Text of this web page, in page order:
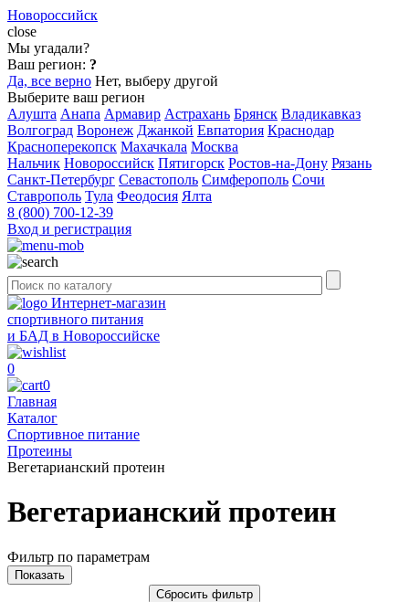
Новороссийск
close
Мы угадали?
Ваш регион: ?
Да, все верно Нет, выберу другой
Выберите ваш регион
Алушта Анапа Армавир Астрахань Брянск Владикавказ
Волгоград Воронеж Джанкой Евпатория Краснодар
Красноперекопск Махачкала Москва
Нальчик Новороссийск Пятигорск Ростов-на-Дону Рязань
Санкт-Петербург Севастополь Симферополь Сочи
Ставрополь Тула Феодосия Ялта
8 (800) 700-12-39
Вход и регистрация
Интернет-магазин
спортивного питания
и БАД в Новороссийске
0
0
Главная
Каталог
Спортивное питание
Протеины
Вегетарианский протеин
Вегетарианский протеин
Фильтр по параметрам